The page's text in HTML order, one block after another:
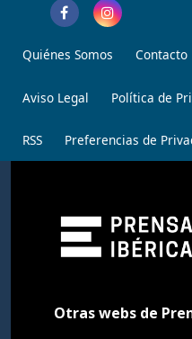
Quiénes Somos Contacto
Aviso Legal Política de
RSS Preferencias de
Otras webs de